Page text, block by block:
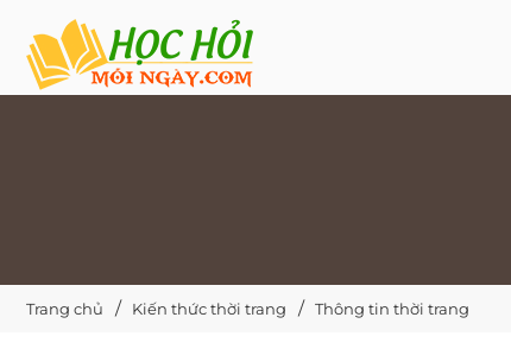
Trang chủ Kiến thức thời trang Thông tin thời trang